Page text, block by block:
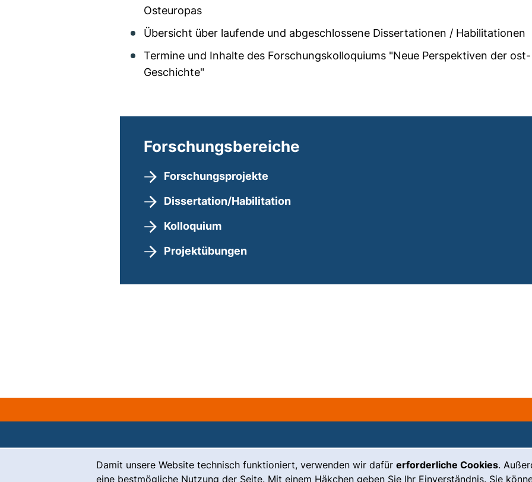
Damit unsere Website technisch funktioniert, verwenden wir dafür erforderliche Cookies.
eine bestmögliche Nutzung der Seite. Mit einem Häkchen geben Sie Ihr Einverständnis. Sie
Osteuropas
Übersicht über laufende und abgeschlossene Dissertationen / Habilitationen
Termine und Inhalte des Forschungskolloquiums "Neue Perspektiven der
Geschichte"
Forschungsbereiche
Forschungsprojekte
Dissertation/Habilitation
Kolloquium
Projektübungen
Kontakt
Leichte Sprache
Impressum